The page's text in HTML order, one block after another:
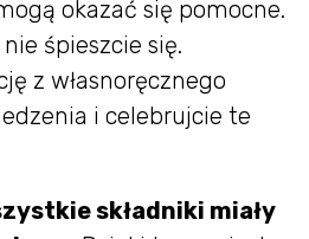
okazać się pomocne.
śpieszcie się.
z własnoręcznego
i celebrujcie te
składniki miały